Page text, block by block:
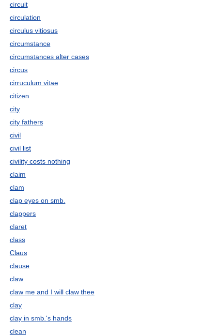
circuit
circulation
circulus vitiosus
circumstance
circumstances alter cases
circus
cirruculum vitae
citizen
city
city fathers
civil
civil list
civility costs nothing
claim
clam
clap eyes on smb.
clappers
claret
class
Claus
clause
claw
claw me and I will claw thee
clay
clay in smb.'s hands
clean